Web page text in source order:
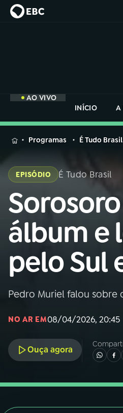
AO VIVO
INÍCIO
A
MENU
Buscar
na
Rádio
Nacional
AO VIVO
01 INÍCIO
02A RÁDIO
03PROGRAMAÇÃO
PROGRAMAS
na
Rádio
Programas É Tudo Brasil
EPISÓDIO É Tudo Brasil
álbum e
pelo Sul
Pedro Muriel falou
NO AR EM08/04/2026, 20:45
Ouça agora